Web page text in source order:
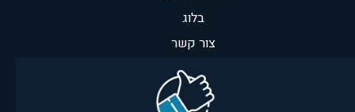
בלוג
צור קשר